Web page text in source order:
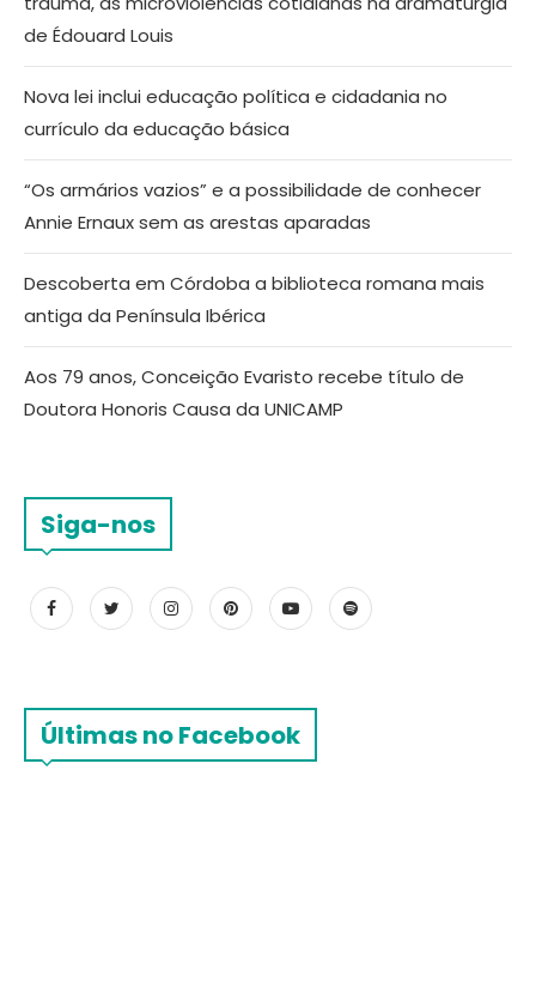
de Édouard Louis
Nova lei inclui educação política e cidadania no
currículo da educação básica
“Os armários vazios” e a possibilidade de conhecer
Annie Ernaux sem as arestas aparadas
Descoberta em Córdoba a biblioteca romana mais
antiga da Península Ibérica
Aos 79 anos, Conceição Evaristo recebe título de
Doutora Honoris Causa da UNICAMP
Siga-nos
Últimas no Facebook